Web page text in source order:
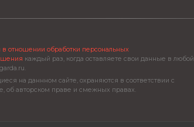
в отношении обработки персональных
каждый раз, когда оставляете свои данные в любой
на даннном сайте, охраняются в соответствии с
об авторском праве и смежных правах.